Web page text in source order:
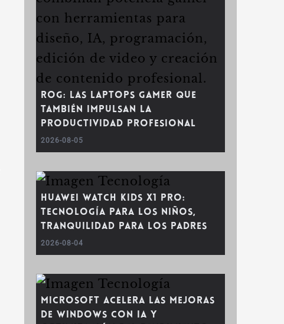
ROG: las laptops gamer que
también impulsan la
productividad profesional
2026-08-05
Huawei WATCH Kids X1 Pro:
tecnología para los niños,
tranquilidad para los padres
2026-08-04
Microsoft acelera las mejoras
de Windows con IA y